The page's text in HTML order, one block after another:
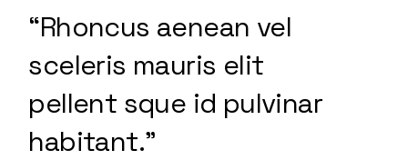
“Rhoncus aenean vel
sceleris mauris elit
pellent sque id pulvinar
habitant.”